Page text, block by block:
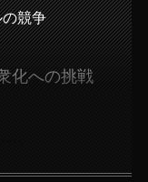
競争
化への挑戦